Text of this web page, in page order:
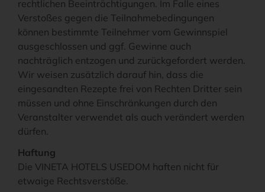
rechtlichen Beeinträchtigungen. Im Falle eines
Verstoßes gegen die Teilnahmebedingungen
können bestimmte Teilnehmer vom Gewinnspiel
ausgeschlossen und ggf. Gewinne auch
nachträglich entzogen und zurückgefordert werden.
Wir weisen zusätzlich darauf hin, dass die
eingesandten Rezepte frei von Rechten Dritter sein
müssen und ohne Einschränkungen durch den
Veranstalter verwendet als auch verändert werden
dürfen.
Haftung
Die VINETA HOTELS USEDOM haften nicht für
etwaige Rechtsverstöße.